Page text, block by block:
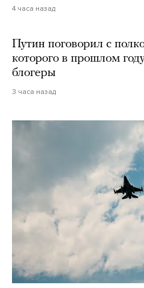
4 часа назад
Путин поговорил с
которого в прошлом
блогеры
3 часа назад